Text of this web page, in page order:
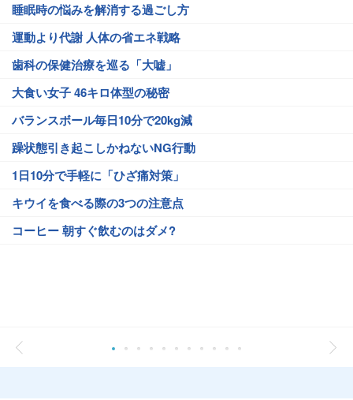
睡眠時の悩みを解消する過ごし方
運動より代謝 人体の省エネ戦略
歯科の保健治療を巡る「大嘘」
大食い女子 46キロ体型の秘密
バランスボール毎日10分で20kg減
躁状態引き起こしかねないNG行動
1日10分で手軽に「ひざ痛対策」
キウイを食べる際の3つの注意点
コーヒー 朝すぐ飲むのはダメ?